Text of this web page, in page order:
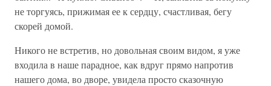
не торгуясь, прижимая ее к сердцу, счастливая, бегу
скорей домой.
Никого не встретив, но довольная своим видом, я уже
входила в наше парадное, как вдруг прямо напротив
нашего дома, во дворе, увидела просто сказочную